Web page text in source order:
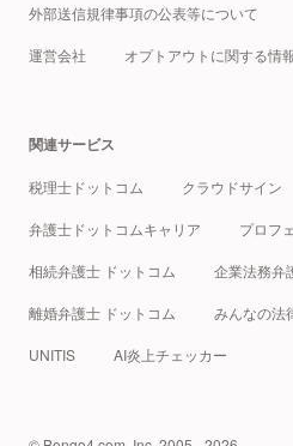
外部送信規律事項の公表等について
運営会社 オプトアウトに関する情
関連サービス
税理士ドットコム クラウドサイン
弁護士ドットコムキャリア プロフ
相続弁護士 ドットコム 企業法務弁
離婚弁護士 ドットコム みんなの法
UNITIS AI炎上チェッカー